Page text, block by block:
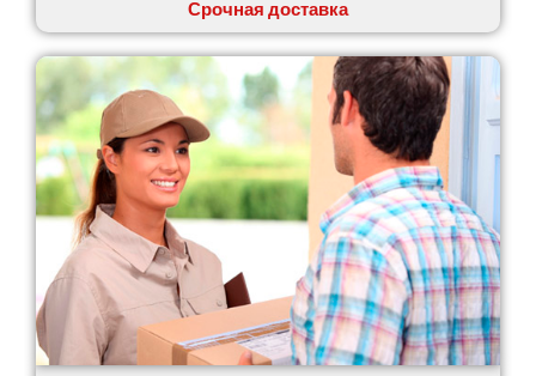
Петропавловская Борщаговка
Подгородное
Погребы
Покров
Полтава
Прилуки
Путивль
Пятихатки
Раздельная
Рени
Решетиловка
Ромны
Ровно
Срочная доставка